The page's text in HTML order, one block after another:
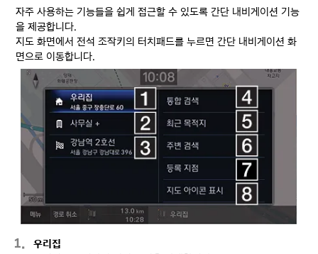
자주 사용하는 기능들을 쉽게 접근할 수 있도록 간단 내비게이션 기능
을 제공합니다.
지도 화면에서 전석 조작키의 터치패드를 누르면 간단 내비게이션 화
면으로 이동합니다.
1
우리집